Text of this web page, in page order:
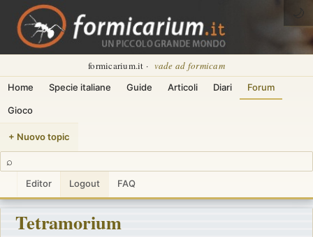
formicarium.it · vade ad formicam
Home Specie italiane Guide Articoli Diari Forum
Gioco
+ Nuovo topic
⌕
Editor Logout FAQ
🌙
Tetramorium